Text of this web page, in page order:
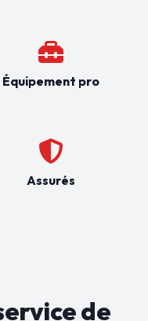
Équipement pro
Assurés
de